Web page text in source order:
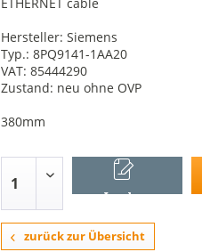
Hersteller: Siemens
Typ.: 8PQ9141-1AA20
VAT: 85444290
Zustand: neu ohne OVP
380mm
In den
Warenkorb
zurück zur Übersicht